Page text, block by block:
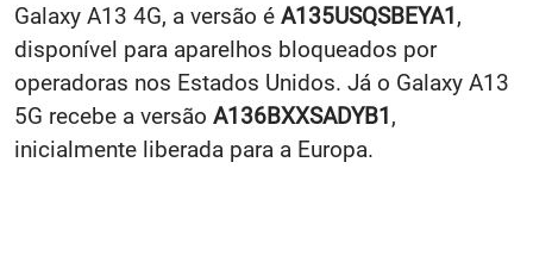
Galaxy A13 4G, a versão é A135USQSBEYA1,
disponível para aparelhos bloqueados por
operadoras nos Estados Unidos. Já o Galaxy A13
5G recebe a versão A136BXXSADYB1,
inicialmente liberada para a Europa.